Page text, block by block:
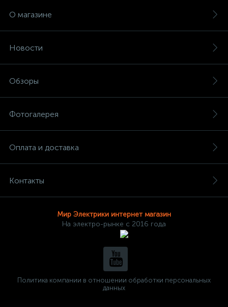
О магазине
Новости
Обзоры
Фотогалерея
Оплата и доставка
Контакты
Мир Электрики интернет магазин
На электро-рынке с 2016 года
Политика компании в отношении обработки персональных
данных